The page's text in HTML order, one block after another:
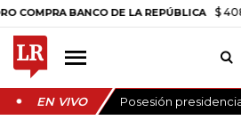
BANCO DE LA REPÚBLICA $ 408.498,97
EN VIVO Posesión